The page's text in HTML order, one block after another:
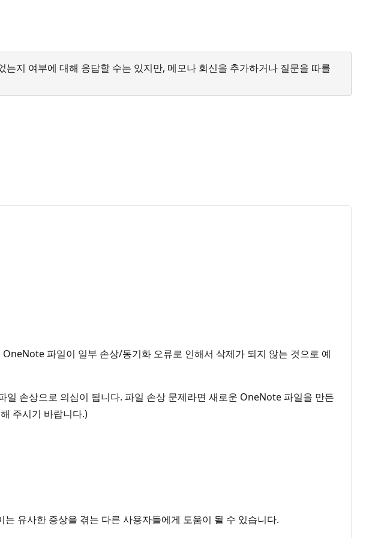
지 여부에 대해 응답할 수는 있지만, 메모나 회신을 추가하거나 질문을 따를
파일이 일부 손상/동기화 오류로 인해서 삭제가 되지 않는 것으로 예
손상으로 의심이 됩니다. 파일 손상 문제라면 새로운 OneNote 파일을 만든
주시기 바랍니다.)
유사한 증상을 겪는 다른 사용자들에게 도움이 될 수 있습니다.